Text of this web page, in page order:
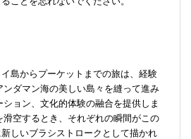
島からプーケットまでの旅は、経験
ダマン海の美しい島々を縫って進み
ション、文化的体験の融合を提供しま
空するとき、それぞれの瞬間がこの
しいブラシストロークとして描かれ